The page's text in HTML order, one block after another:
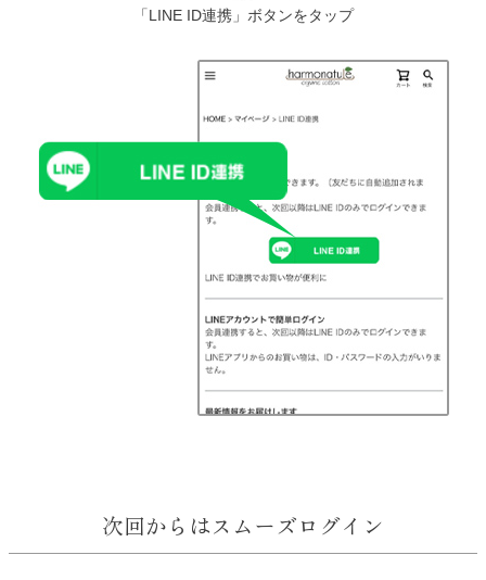
「LINE ID連携」ボタンをタップ
次回からはスムーズログイン